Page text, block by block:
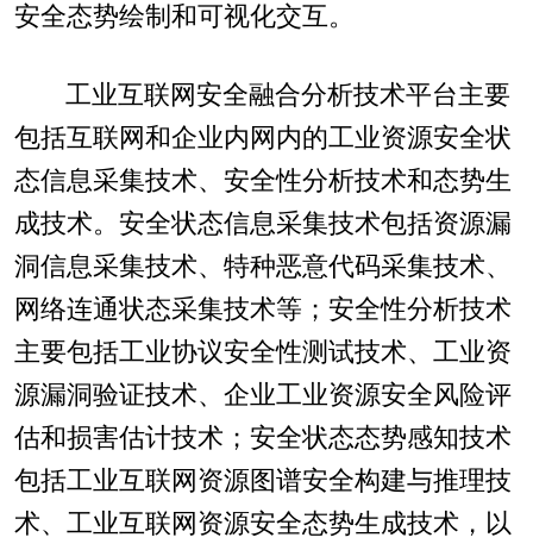
安全态势绘制和可视化交互。
工业互联网安全融合分析技术平台主要
包括互联网和企业内网内的工业资源安全状
态信息采集技术、安全性分析技术和态势生
成技术。安全状态信息采集技术包括资源漏
洞信息采集技术、特种恶意代码采集技术、
网络连通状态采集技术等；安全性分析技术
主要包括工业协议安全性测试技术、工业资
源漏洞验证技术、企业工业资源安全风险评
估和损害估计技术；安全状态态势感知技术
包括工业互联网资源图谱安全构建与推理技
术、工业互联网资源安全态势生成技术，以